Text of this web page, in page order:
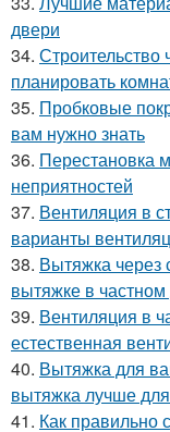
двери
34. Строительство
планировать
35. Пробковые
вам нужно знать
36. Перестановка
неприятностей
37. Вентиляция в
варианты
38. Вытяжка через
вытяжке в
39. Вентиляция в
естественная
40. Вытяжка для
вытяжка лучше
41. Как правильно